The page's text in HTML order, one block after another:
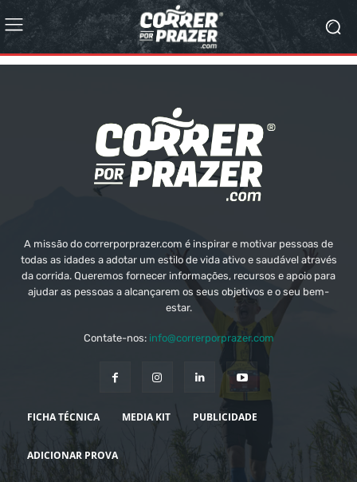
A missão do correrporprazer.com é inspirar e motivar pessoas de
todas as idades a adotar um estilo de vida ativo e saudável através
da corrida. Queremos fornecer informações, recursos e apoio para
ajudar as pessoas a alcançarem os seus objetivos e o seu bem-
estar.
Contate-nos: info@correrporprazer.com
FICHA TÉCNICA MEDIA KIT PUBLICIDADE
ADICIONAR PROVA